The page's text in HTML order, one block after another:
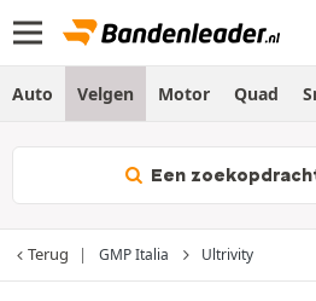
Auto Velgen Motor Quad
Een
Terug GMP Italia Ultrivity